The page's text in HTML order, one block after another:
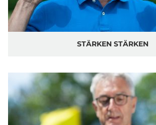
STÄRKEN STÄRKEN